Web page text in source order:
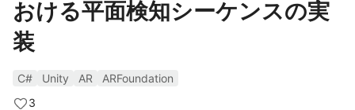
おける平面検知シーケンスの実
装
C# Unity AR
ARFoundation
3